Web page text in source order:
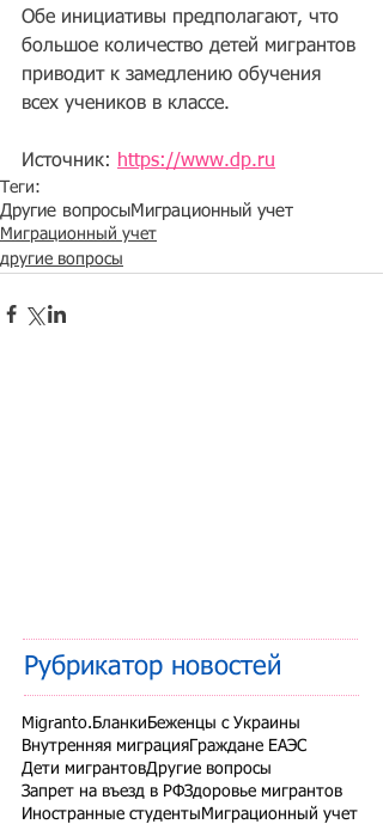
Обе инициативы предполагают, что
большое количество детей мигрантов
приводит к замедлению обучения
всех учеников в классе.
Источник: https://www.dp.ru
Теги:
Другие вопросыМиграционный учет
Миграционный учет
другие вопросы
Рубрикатор новостей
Migranto.Бланки Беженцы с Украины
Внутренняя миграция Граждане ЕАЭС
Дети мигрантовДругие вопросы
Запрет на въезд в РФЗдоровье мигрантов
Иностранные студенты Миграционный учет